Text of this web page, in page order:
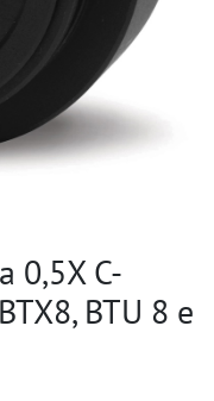
0,5X C-
BTU 8 e